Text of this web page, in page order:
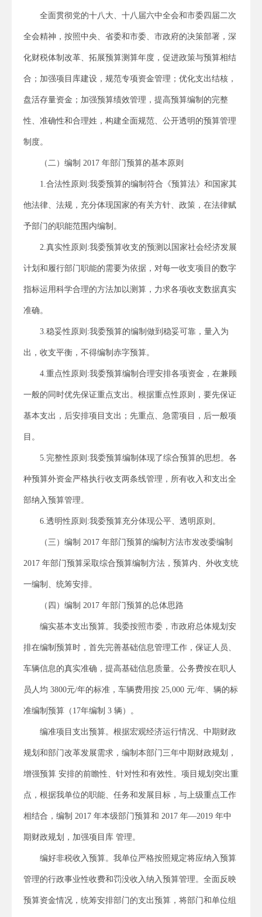
全面贯彻党的十八大、十八届六中全会和市委四届二次
全会精神，按照中央、省委和市委、市政府的决策部署，深
化财税体制改革、拓展预算测算年度，促进政策与预算相结
合；加强项目库建设，规范专项资金管理；优化支出结核，
盘活存量资金；加强预算绩效管理，提高预算编制的完整
性、准确性和合理姓，构建全面规范、公开透明的预算管理
制度。
（二）编制 2017 年部门预算的基本原则
1.合法性原则:我委预算的编制符合《预算法》和国家其
他法律、法规，充分体现国家的有关方针、政策，在法律赋
予部门的职能范围内编制。
2.真实性原则:我委预算收支的预测以国家社会经济发展
计划和履行部门职能的需要为依据，对每一收支项目的数字
指标运用科学合理的方法加以测算，力求各项收支数据真实
准确。
3.稳妥性原则:我委预算的编制做到稳妥可靠，量入为
出，收支平衡，不得编制赤字预算。
4.重点性原则:我委预算编制合理安排各项资金，在兼顾
一般的同时优先保证重点支出。根据重点性原则，要先保证
基本支出，后安排项目支出；先重点、急需项目，后一般项
目。
5.完整性原则:我委预算编制体现了综合预算的思想。各
种预算外资金严格执行收支两条线管理，所有收入和支出全
部纳入预算管理。
6.透明性原则:我委预算充分体现公平、透明原则。
（三）编制 2017 年部门预算的编制方法市发改委编制
2017 年部门预算采取综合预算编制方法，预算内、外收支统
一编制、统筹安排。
（四）编制 2017 年部门预算的总体思路
编实基本支出预算。我委按照市委，市政府总体规划安
排在编制预算时，首先完善基础信息管理工作，保证人员、
车辆信息的真实准确，提高基础信息质量。公务费按在职人
员人均 3800元/年的标准，车辆费用按 25,000 元/年、辆的标
准编制预算（17年编制 3 辆）。
编准项目支出预算。根据宏观经济运行情况、中期财政
规划和部门改革发展需求，编制本部门三年中期财政规划，
增强预算 安排的前瞻性、针对性和有效性。项目规划突出重
点，根据我单位的职能、任务和发展目标，与上级重点工作
相结合，编制 2017 年本级部门预算和 2017 年—2019 年中
期财政规划，加强项目库 管理。
编好非税收入预算。我单位严格按照规定将应纳入预算
管理的行政事业性收费和罚没收入纳入预算管理。全面反映
预算资金情况，统筹安排部门的支出预算，将部门和单位组